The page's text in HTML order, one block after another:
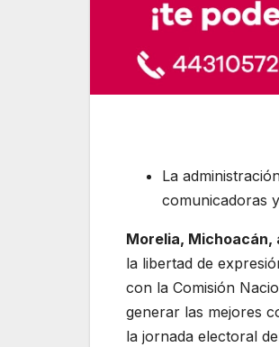
La
comunicadoras
Morelia, Michoacán,
la libertad de
con la Comisión
generar las mejores
la jornada electoral